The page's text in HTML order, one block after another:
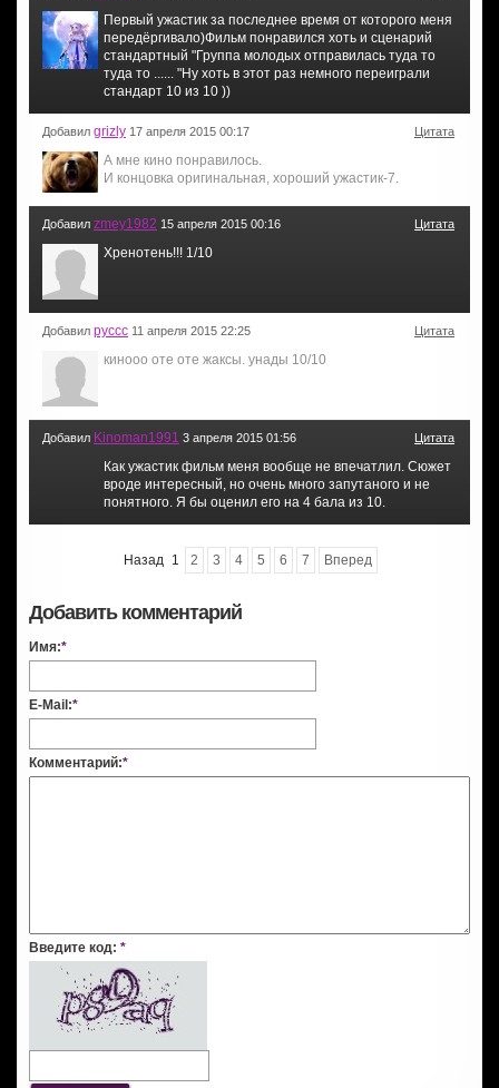
Первый ужастик за последнее время от которого меня
передёргивало)Фильм понравился хоть и сценарий
стандартный "Группа молодых отправилась туда то
туда то ...... "Ну хоть в этот раз немного переиграли
стандарт 10 из 10 ))
Добавил grizly 17 апреля 2015 00:17 Цитата
А мне кино понравилось.
И концовка оригинальная, хороший ужастик-7.
Добавил zmey1982 15 апреля 2015 00:16 Цитата
Хренотень!!! 1/10
Добавил руссс 11 апреля 2015 22:25 Цитата
кинооо оте оте жаксы. унады 10/10
Добавил Kinoman1991 3 апреля 2015 01:56 Цитата
Как ужастик фильм меня вообще не впечатлил. Сюжет
вроде интересный, но очень много запутаного и не
понятного. Я бы оценил его на 4 бала из 10.
Назад 1 2 3 4 5 6 7 Вперед
Добавить комментарий
Имя:*
E-Mail:*
Комментарий:*
Введите код: *